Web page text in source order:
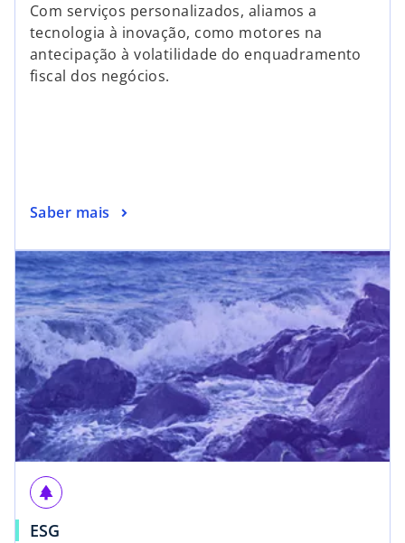
Com serviços personalizados, aliamos a
tecnologia à inovação, como motores na
antecipação à volatilidade do enquadramento
fiscal dos negócios.
Saber mais
park
ESG